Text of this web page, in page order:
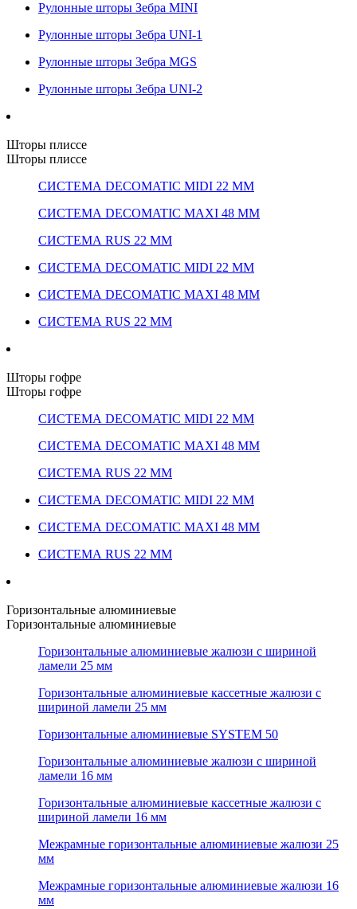
Рулонные шторы Зебра MINI
Рулонные шторы Зебра UNI-1
Рулонные шторы Зебра MGS
Рулонные шторы Зебра UNI-2
Шторы плиссе
Шторы плиссе
СИСТЕМА DECOMATIC MIDI 22 ММ
СИСТЕМА DECOMATIC MAXI 48 ММ
СИСТЕМА RUS 22 ММ
СИСТЕМА DECOMATIC MIDI 22 ММ
СИСТЕМА DECOMATIC MAXI 48 ММ
СИСТЕМА RUS 22 ММ
Шторы гофре
Шторы гофре
СИСТЕМА DECOMATIC MIDI 22 ММ
СИСТЕМА DECOMATIC MAXI 48 ММ
СИСТЕМА RUS 22 ММ
СИСТЕМА DECOMATIC MIDI 22 ММ
СИСТЕМА DECOMATIC MAXI 48 ММ
СИСТЕМА RUS 22 ММ
Горизонтальные алюминиевые
Горизонтальные алюминиевые
Горизонтальные алюминиевые жалюзи с шириной
ламели 25 мм
Горизонтальные алюминиевые кассетные жалюзи с
шириной ламели 25 мм
Горизонтальные алюминиевые SYSTEM 50
Горизонтальные алюминиевые жалюзи с шириной
ламели 16 мм
Горизонтальные алюминиевые кассетные жалюзи с
шириной ламели 16 мм
Межрамные горизонтальные алюминиевые жалюзи 25
мм
Межрамные горизонтальные алюминиевые жалюзи 16
мм